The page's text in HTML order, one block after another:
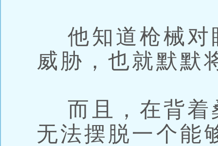
他知道枪械对
威胁，也就默默
而且，在背着
无法摆脱一个能